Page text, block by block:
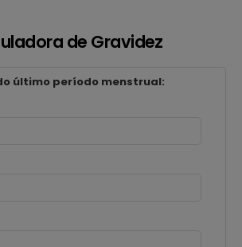
de Gravidez
último período menstrual: